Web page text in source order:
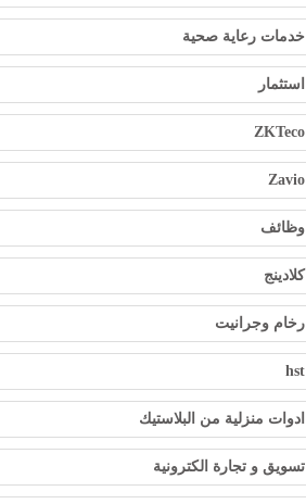
خدمات رعاية صحية
استثمار
ZKTeco
Zavio
وظائف
كلادينج
رخام وجرانيت
hst
ادوات منزلية من البلاستيك
تسويق و تجارة الكترونية